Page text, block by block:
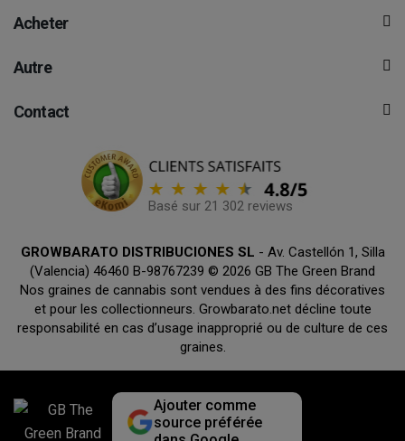
Acheter
Autre
Contact
Basé sur 21 302 reviews
GROWBARATO DISTRIBUCIONES SL - Av. Castellón 1, Silla
(Valencia) 46460 B-98767239 © 2026 GB The Green Brand
Nos graines de cannabis sont vendues à des fins décoratives
et pour les collectionneurs. Growbarato.net décline toute
responsabilité en cas d’usage inapproprié ou de culture de ces
graines.
Ajouter comme
source préférée